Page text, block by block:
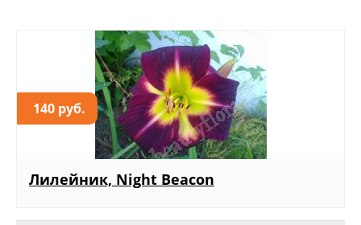
140 руб.
Лилейник, Night Beacon